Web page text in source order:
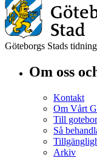
Göteborgs Stads tidning
Om oss
Kontakt
Om Vårt
Till
Så
Arkiv